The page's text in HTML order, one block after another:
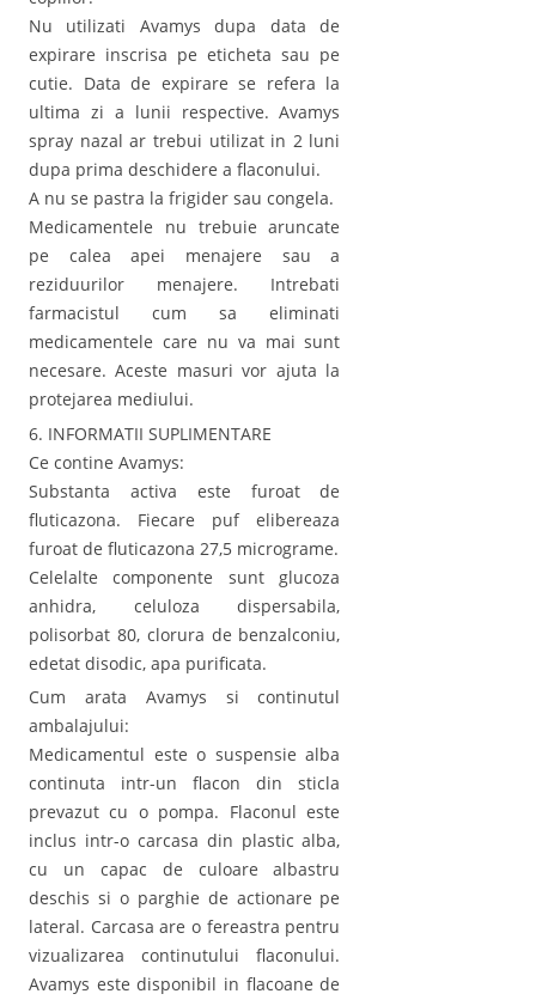
Nu utilizati Avamys dupa data de
expirare inscrisa pe eticheta sau pe
cutie. Data de expirare se refera la
ultima zi a lunii respective. Avamys
spray nazal ar trebui utilizat in 2 luni
dupa prima deschidere a flaconului.
A nu se pastra la frigider sau congela.
Medicamentele nu trebuie aruncate
pe calea apei menajere sau a
reziduurilor menajere. Intrebati
farmacistul cum sa eliminati
medicamentele care nu va mai sunt
necesare. Aceste masuri vor ajuta la
protejarea mediului.
6. INFORMATII SUPLIMENTARE
Ce contine Avamys:
Substanta activa este furoat de
fluticazona. Fiecare puf elibereaza
furoat de fluticazona 27,5 micrograme.
Celelalte componente sunt glucoza
anhidra, celuloza dispersabila,
polisorbat 80, clorura de benzalconiu,
edetat disodic, apa purificata.
Cum arata Avamys si continutul
ambalajului:
Medicamentul este o suspensie alba
continuta intr-un flacon din sticla
prevazut cu o pompa. Flaconul este
inclus intr-o carcasa din plastic alba,
cu un capac de culoare albastru
deschis si o parghie de actionare pe
lateral. Carcasa are o fereastra pentru
vizualizarea continutului flaconului.
Avamys este disponibil in flacoane de